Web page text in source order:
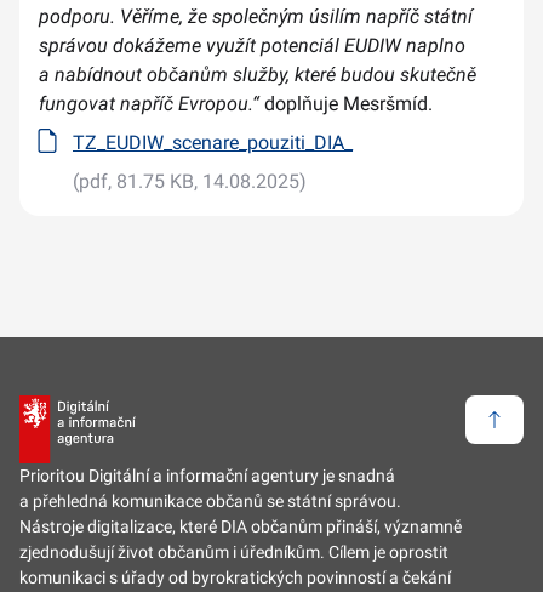
podporu. Věříme, že společným úsilím napříč státní
správou dokážeme využít potenciál EUDIW naplno
a nabídnout občanům služby, které budou skutečně
fungovat napříč Evropou.“doplňuje Mesršmíd.
TZ_EUDIW_scenare_pouziti_DIA_
(pdf, 81.75 KB, 14.08.2025)
Prioritou Digitální a informační agentury je snadná
a přehledná komunikace občanů se státní správou.
Nástroje digitalizace, které DIA občanům přináší, významně
zjednodušují život občanům i úředníkům. Cílem je oprostit
komunikaci s úřady od byrokratických povinností a čekání
Zpět